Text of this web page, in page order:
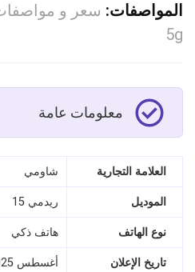
المواصفات:
5g
معلومات عامة
العلامة التجارية شاومي
الموديل ريدمي 15
نوع الهاتف هاتف ذكي
تاريخ الإعلان أغسطس 2025